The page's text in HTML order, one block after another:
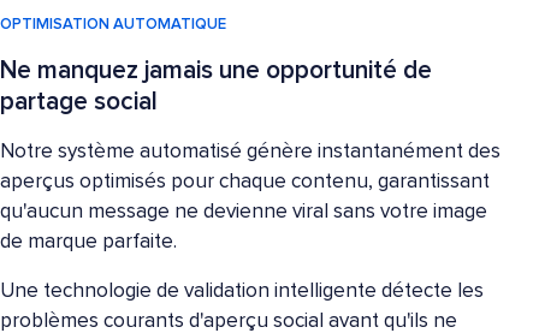
OPTIMISATION AUTOMATIQUE
Ne manquez jamais une opportunité de
partage social
Notre système automatisé génère instantanément des
aperçus optimisés pour chaque contenu, garantissant
qu'aucun message ne devienne viral sans votre image
de marque parfaite.
Une technologie de validation intelligente détecte les
problèmes courants d'aperçu social avant qu'ils ne